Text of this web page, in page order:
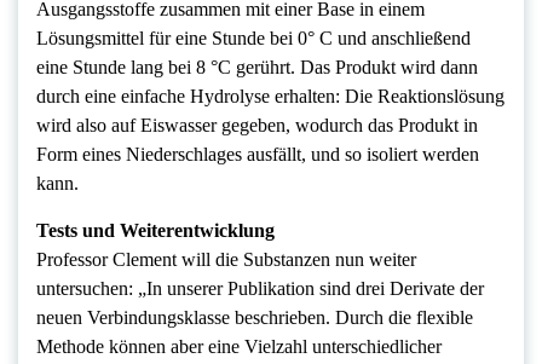
Ausgangsstoffe zusammen mit einer Base in einem
Lösungsmittel für eine Stunde bei 0° C und anschließend
eine Stunde lang bei 8 °C gerührt. Das Produkt wird dann
durch eine einfache Hydrolyse erhalten: Die Reaktionslösung
wird also auf Eiswasser gegeben, wodurch das Produkt in
Form eines Niederschlages ausfällt, und so isoliert werden
kann.
Tests und Weiterentwicklung
Professor Clement will die Substanzen nun weiter
untersuchen: „In unserer Publikation sind drei Derivate der
neuen Verbindungsklasse beschrieben. Durch die flexible
Methode können aber eine Vielzahl unterschiedlicher